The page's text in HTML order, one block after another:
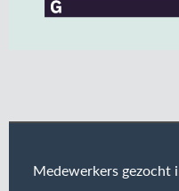
Medewerkers gezocht